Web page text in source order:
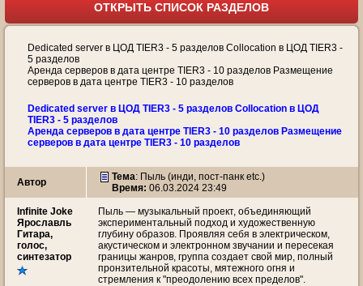
ОТКРЫТЬ СПИСОК РАЗДЕЛОВ
Dedicated server в ЦОД TIER3 - 5 разделов Collocation в ЦОД TIER3 -
5 разделов
Аренда серверов в дата центре TIER3 - 10 разделов Размещение
серверов в дата центре TIER3 - 10 разделов
Dedicated server в ЦОД TIER3 - 5 разделов Collocation в ЦОД
TIER3 - 5 разделов
Аренда серверов в дата центре TIER3 - 10 разделов Размещение
серверов в дата центре TIER3 - 10 разделов
Автор Тема: Пыль (инди, пост-панк etc.)
Время: 06.03.2024 23:49
Infinite Joke
Ярославль
Гитара,
голос,
синтезатор
Пыль — музыкальный проект, объединяющий
экспериментальный подход и художественную
глубину образов. Проявляя себя в электрическом,
акустическом и электронном звучании и пересекая
границы жанров, группа создает свой мир, полный
пронзительной красоты, мятежного огня и
стремления к "преодолению всех пределов".